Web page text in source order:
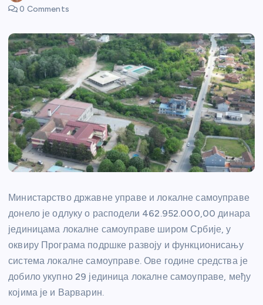
0 Comments
Министарство државне управе и локалне самоуправе
донело је одлуку о расподели 462.952.000,00 динара
јединицама локалне самоуправе широм Србије, у
оквиру Програма подршке развоју и функционисању
система локалне самоуправе. Ове године средства је
добило укупно 29 јединица локалне самоуправе, међу
којима је и Варварин.